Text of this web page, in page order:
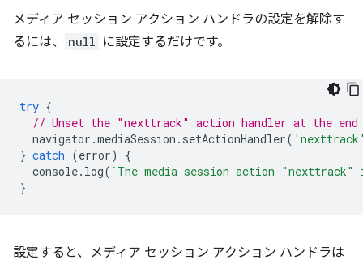
メディア セッション アクション ハンドラの設定を解除す
るには、
null に設定するだけです。
try {
// Unset the "nexttrack" action handler at the
navigator .mediaSession . setActionHandler(
} catch (error)
{
console. log( `The media session action
}
設定すると、メディア セッション アクション ハンドラは